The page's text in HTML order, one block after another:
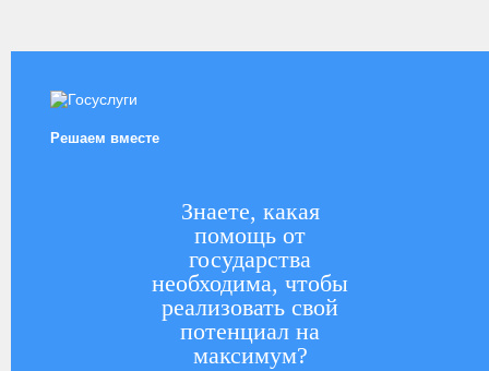
Решаем вместе
Знаете, какая
помощь от
государства
необходима, чтобы
реализовать свой
потенциал на
максимум?